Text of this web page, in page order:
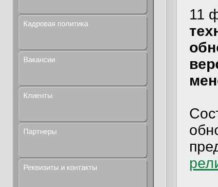
Кадровая политика
Вакансии
Клиенты
Партнеры
Реквизиты и контакты
11